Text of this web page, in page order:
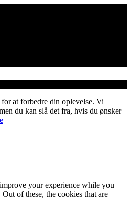
at forbedre din oplevelse. Vi
du kan slå det fra, hvis du ønsker
your experience while you
of these, the cookies that are